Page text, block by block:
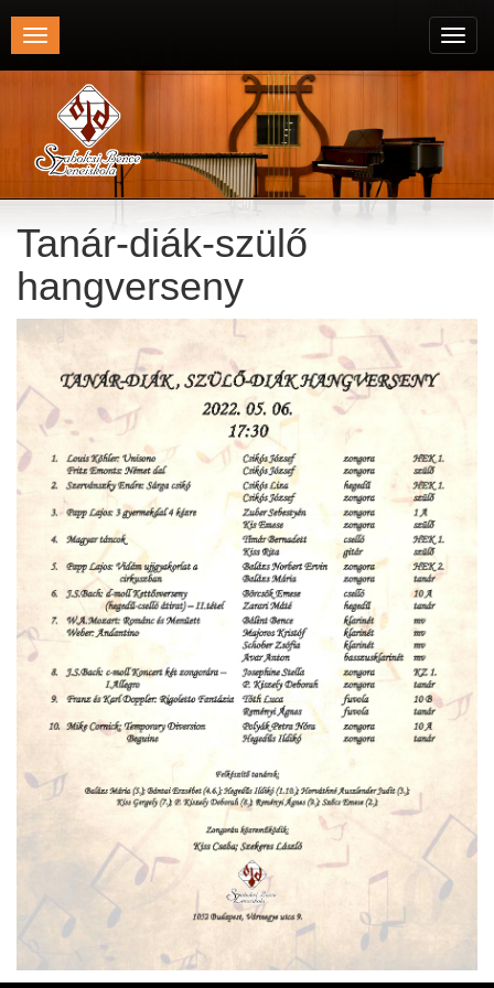
Toggle
navigation
Tanár-diák-szülő
hangverseny